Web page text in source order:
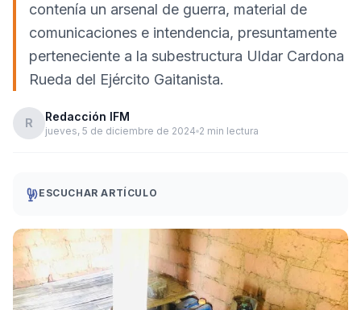
contenía un arsenal de guerra, material de
comunicaciones e intendencia, presuntamente
perteneciente a la subestructura Uldar Cardona
Rueda del Ejército Gaitanista.
R Redacción IFM
jueves, 5 de diciembre de 2024 2 min lectura
ESCUCHAR ARTÍCULO